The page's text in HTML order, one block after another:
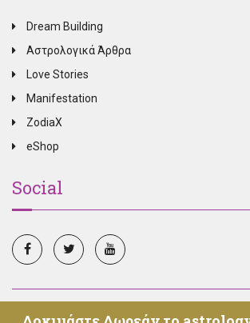
Dream Building
Αστρολογικά Άρθρα
Love Stories
Manifestation
ZodiaX
eShop
Social
© Copyright 2025, All Rights Reserved,